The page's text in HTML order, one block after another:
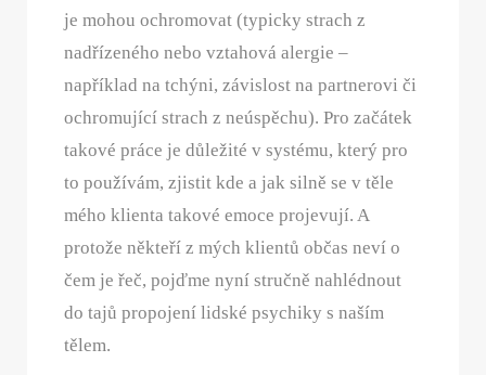
je mohou ochromovat (typicky strach z
nadřízeného nebo vztahová alergie –
například na tchýni, závislost na partnerovi či
ochromující strach z neúspěchu). Pro začátek
takové práce je důležité v systému, který pro
to používám, zjistit kde a jak silně se v těle
mého klienta takové emoce projevují. A
protože někteří z mých klientů občas neví o
čem je řeč, pojďme nyní stručně nahlédnout
do tajů propojení lidské psychiky s naším
tělem.